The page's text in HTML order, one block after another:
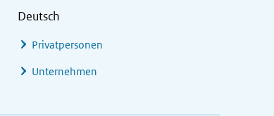
Deutsch
Privatpersonen
Unternehmen